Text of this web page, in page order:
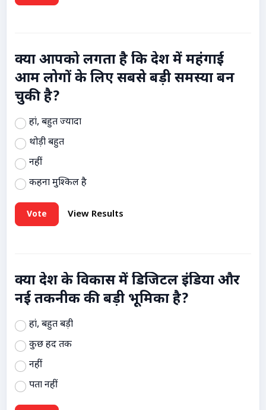
क्या आपको लगता है कि देश में महंगाई
आम लोगों के लिए सबसे बड़ी समस्या बन
चुकी है?
हां, बहुत ज्यादा
थोड़ी बहुत
नहीं
कहना मुश्किल है
Vote View Results
क्या देश के विकास में डिजिटल इंडिया और
नई तकनीक की बड़ी भूमिका है?
हां, बहुत बड़ी
कुछ हद तक
नहीं
पता नहीं